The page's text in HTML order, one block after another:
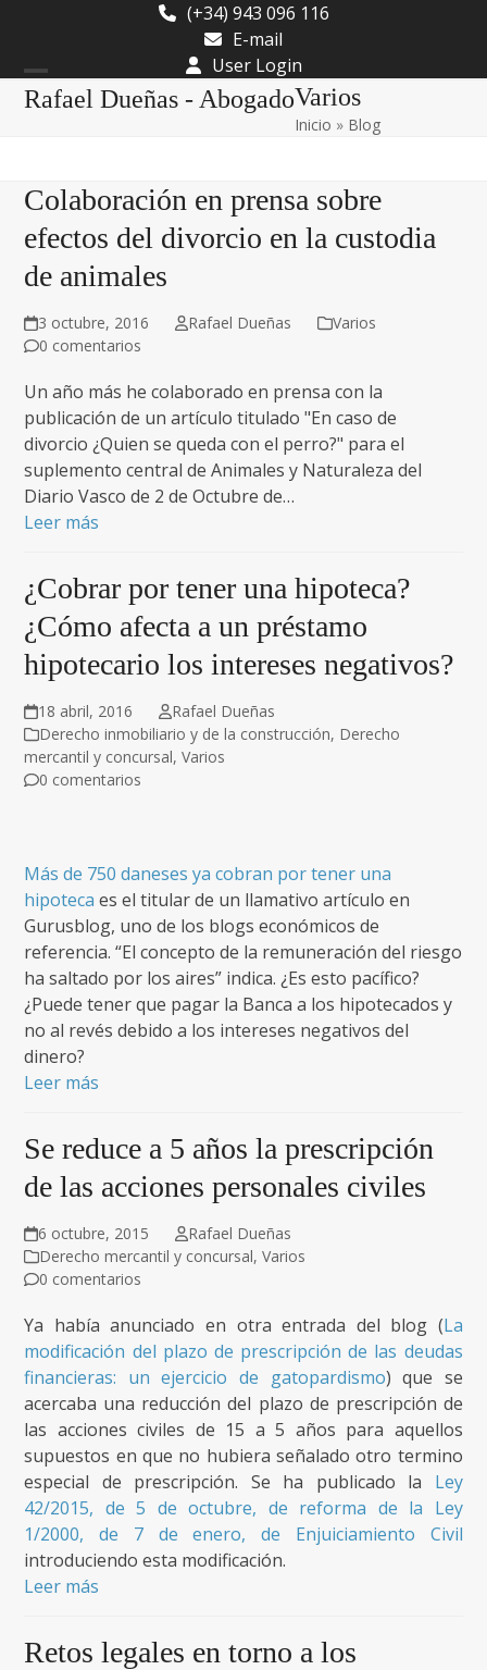
content
(+34) 943 096 116
E-mail
User Login
Rafael Dueñas - Abogado
Open
Close
Varios
Inicio » Blog
Colaboración en prensa sobre
efectos del divorcio en la custodia
de animales
3 octubre, 2016 Rafael Dueñas
Varios
0 comentarios
Un año más he colaborado en prensa con la
publicación de un artículo titulado "En caso de
divorcio ¿Quien se queda con el perro?" para el
suplemento central de Animales y Naturaleza del
Diario Vasco de 2 de Octubre de…
Leer más
¿Cobrar por tener una hipoteca?
¿Cómo afecta a un préstamo
hipotecario los intereses negativos?
18 abril, 2016
Rafael Dueñas
Derecho inmobiliario y de la construcción, Derecho
mercantil y concursal,Varios
0 comentarios
Más de 750 daneses ya cobran por tener una
hipoteca es el titular de un llamativo artículo en
Gurusblog, uno de los blogs económicos de
referencia. “El concepto de la remuneración del riesgo
ha saltado por los aires” indica. ¿Es esto pacífico?
¿Puede tener que pagar la Banca a los hipotecados y
no al revés debido a los intereses negativos del
dinero?
Leer más
Se reduce a 5 años la prescripción
de las acciones personales civiles
6 octubre, 2015
Rafael Dueñas
Derecho mercantil y concursal,Varios
0 comentarios
Ya había anunciado en otra entrada del blog (La
modificación del plazo de prescripción de las deudas
financieras: un ejercicio de gatopardismo) que se
acercaba una reducción del plazo de prescripción de
las acciones civiles de 15 a 5 años para aquellos
supuestos en que no hubiera señalado otro termino
especial de prescripción. Se ha publicado la Ley
42/2015, de 5 de octubre, de reforma de la Ley
1/2000, de 7 de enero, de Enjuiciamiento Civil
introduciendo esta modificación.
Leer más
Retos legales en torno a los